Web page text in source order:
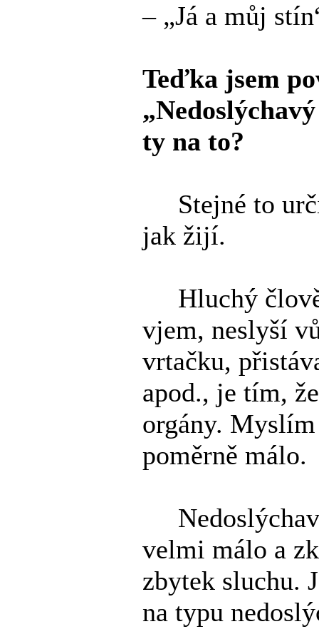
– „Já a můj
Teďka jsem
ty na to?
Stejné to
jak žijí.
Hluchý
vjem, neslyší
vrtačku,
apod., je tím,
orgány.
poměrně málo.
velmi málo a
zbytek sluchu.
na typu